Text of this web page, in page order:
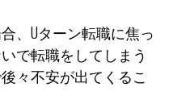
、Uターン転職に焦っ
で転職をしてしまう
々不安が出てくるこ